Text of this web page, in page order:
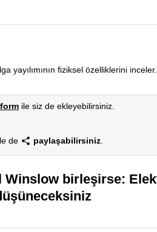
yayılımının fiziksel özelliklerini
ile siz de ekleyebilirsiniz.
de paylaşabilirsiniz
Winslow birleşirse: